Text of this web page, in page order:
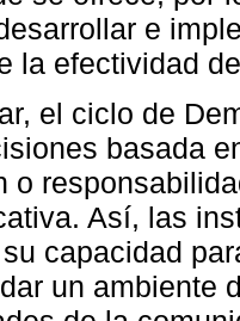
e
la efectividad
el ciclo de
basada
o
Así, las
capacidad
un ambiente